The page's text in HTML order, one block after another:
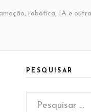
robótica, IA e
PESQUISAR
Pesquisar